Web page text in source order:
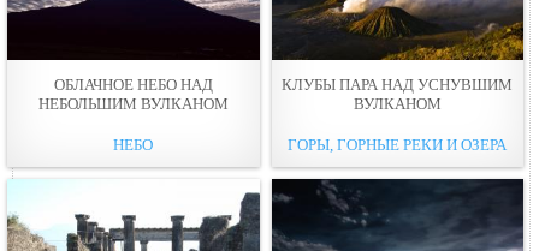
ОБЛАЧНОЕ НЕБО НАД
НЕБОЛЬШИМ ВУЛКАНОМ
НЕБО
КЛУБЫ ПАРА НАД УСНУВШИМ
ВУЛКАНОМ
ГОРЫ, ГОРНЫЕ РЕКИ И ОЗЕРА